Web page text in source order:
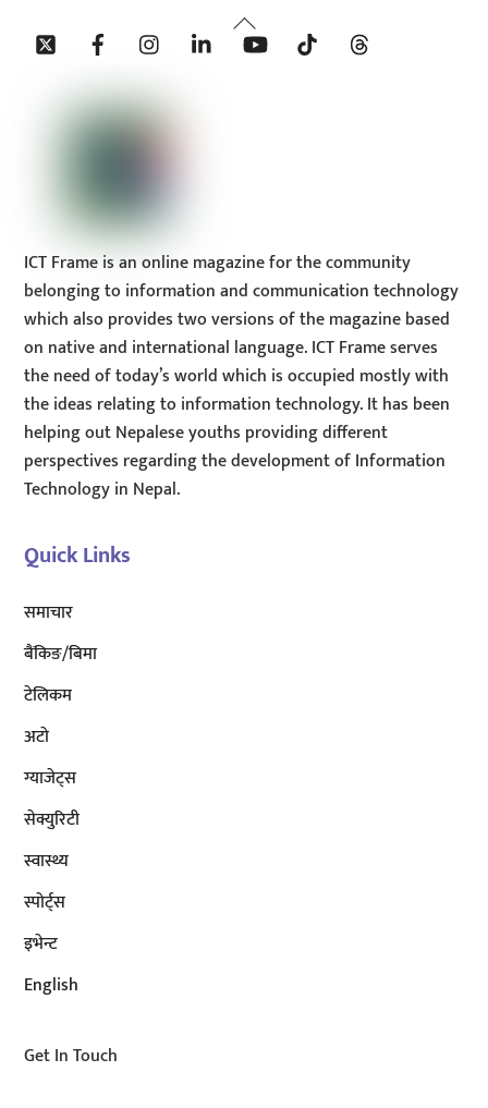
Back
To
Twitter Facebook InstagramLinkedin YouTube Tiktok
ICT Frame is an online magazine for the community
belonging to information and communication technology
which also provides two versions of the magazine based
on native and international language. ICT Frame serves
the need of today’s world which is occupied mostly with
the ideas relating to information technology. It has been
helping out Nepalese youths providing different
perspectives regarding the development of Information
Technology in Nepal.
Quick Links
समाचार
बैंकिङ/बिमा
टेलिकम
अटाे
ग्याजेट्स
सेक्युरिटी
स्वास्थ्य
स्पोर्ट्स
इभेन्ट
English
Get In Touch